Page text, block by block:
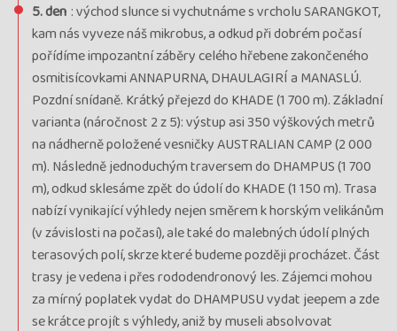
5. den : východ slunce si vychutnáme s vrcholu SARANGKOT,
kam nás vyveze náš mikrobus, a odkud při dobrém počasí
pořídíme impozantní záběry celého hřebene zakončeného
osmitisícovkami ANNAPURNA, DHAULAGIRÍ a MANASLÚ.
Pozdní snídaně. Krátký přejezd do KHADE (1 700 m). Základní
varianta (náročnost 2 z 5): výstup asi 350 výškových metrů
na nádherně položené vesničky AUSTRALIAN CAMP (2 000
m). Následně jednoduchým traversem do DHAMPUS (1 700
m), odkud sklesáme zpět do údolí do KHADE (1 150 m). Trasa
nabízí vynikající výhledy nejen směrem k horským velikánům
(v závislosti na počasí), ale také do malebných údolí plných
terasových polí, skrze které budeme později procházet. Část
trasy je vedena i přes rododendronový les. Zájemci mohou
za mírný poplatek vydat do DHAMPUSU vydat jeepem a zde
se krátce projít s výhledy, aniž by museli absolvovat